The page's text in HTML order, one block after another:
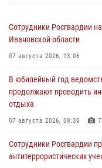
Сотрудники Росгвардии
Ивановской области
07 августа 2026, 13:06
В юбилейный год
продолжают проводить
отдыха
07 августа 2026, 09:39 7
Сотрудники Росгвардии
антитеррористических